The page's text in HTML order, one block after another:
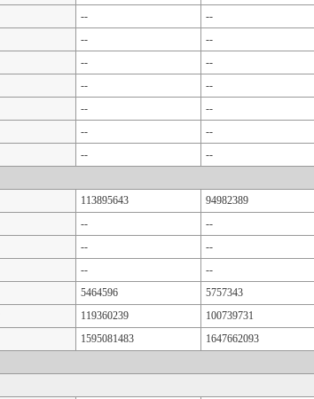
-- --
-- --
-- --
-- --
-- --
-- --
-- --
113895643 94982389
-- --
-- --
-- --
5464596 5757343
119360239 100739731
1595081483 1647662093